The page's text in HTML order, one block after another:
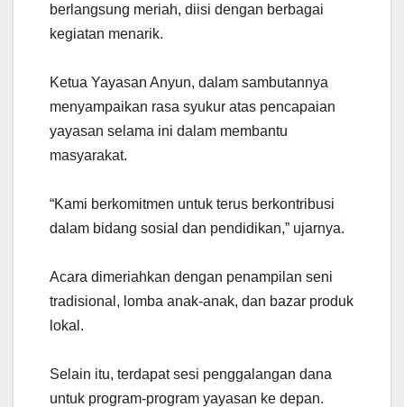
berlangsung meriah, diisi dengan berbagai
kegiatan menarik.
Ketua Yayasan Anyun, dalam sambutannya
menyampaikan rasa syukur atas pencapaian
yayasan selama ini dalam membantu
masyarakat.
“Kami berkomitmen untuk terus berkontribusi
dalam bidang sosial dan pendidikan,” ujarnya.
Acara dimeriahkan dengan penampilan seni
tradisional, lomba anak-anak, dan bazar produk
lokal.
Selain itu, terdapat sesi penggalangan dana
untuk program-program yayasan ke depan.